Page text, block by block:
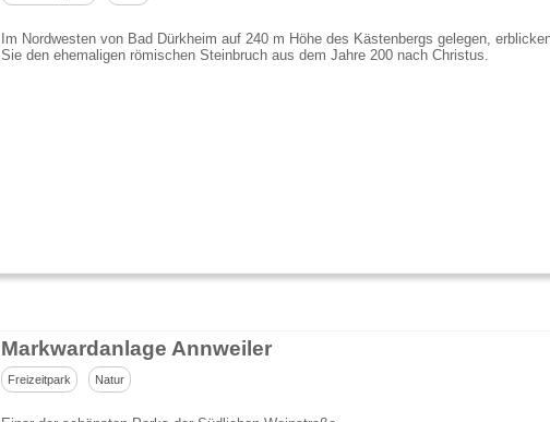
Im Nordwesten von Bad Dürkheim auf 240 m Höhe des Kästenbergs gelegen,
Sie den ehemaligen römischen Steinbruch aus dem Jahre 200 nach Christus.
Markwardanlage Annweiler
Freizeitpark Natur